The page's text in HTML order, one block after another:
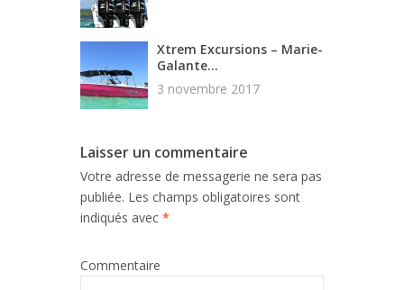
Xtrem Excursions – Marie-
Galante...
3 novembre 2017
Laisser un commentaire
Votre adresse de messagerie ne sera pas
publiée. Les champs obligatoires sont
indiqués avec *
Commentaire